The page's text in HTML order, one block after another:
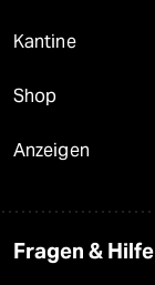
Kantine
Shop
Anzeigen
Fragen & Hilfe